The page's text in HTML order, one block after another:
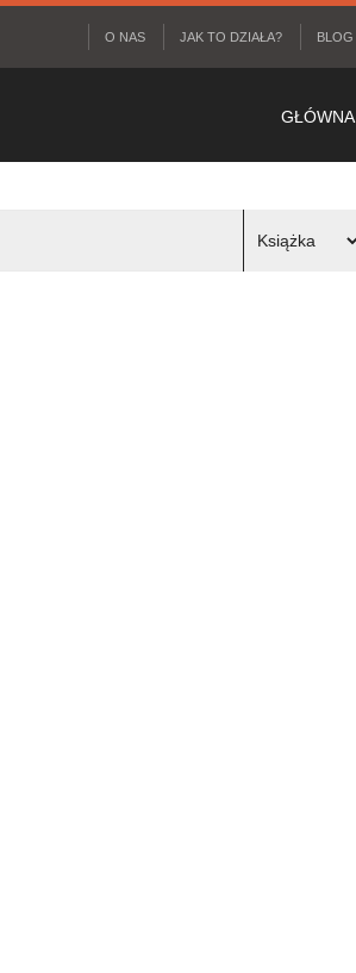
O NAS JAK TO DZIAŁA? BLOG
GŁÓWNA